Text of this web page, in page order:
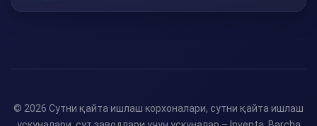
© 2026 Сутни қайта ишлаш корхоналари, сутни қайта ишлаш